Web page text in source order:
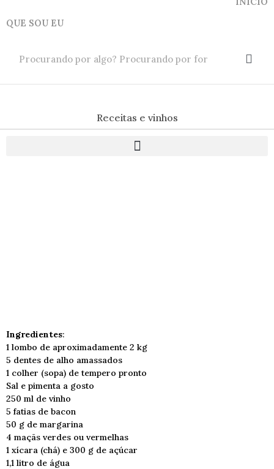
QUE SOU EU
Receitas e vinhos
Ingredientes:
1 lombo de aproximadamente 2 kg
5 dentes de alho amassados
1 colher (sopa) de tempero pronto
Sal e pimenta a gosto
250 ml de vinho
5 fatias de bacon
50 g de margarina
4 maçãs verdes ou vermelhas
1 xícara (chá) e 300 g de açúcar
1,1 litro de água